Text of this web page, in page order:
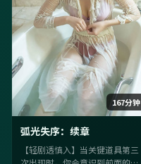
167分钟
弧光失序：续章
【轻剧透慎入】当关键道具第三